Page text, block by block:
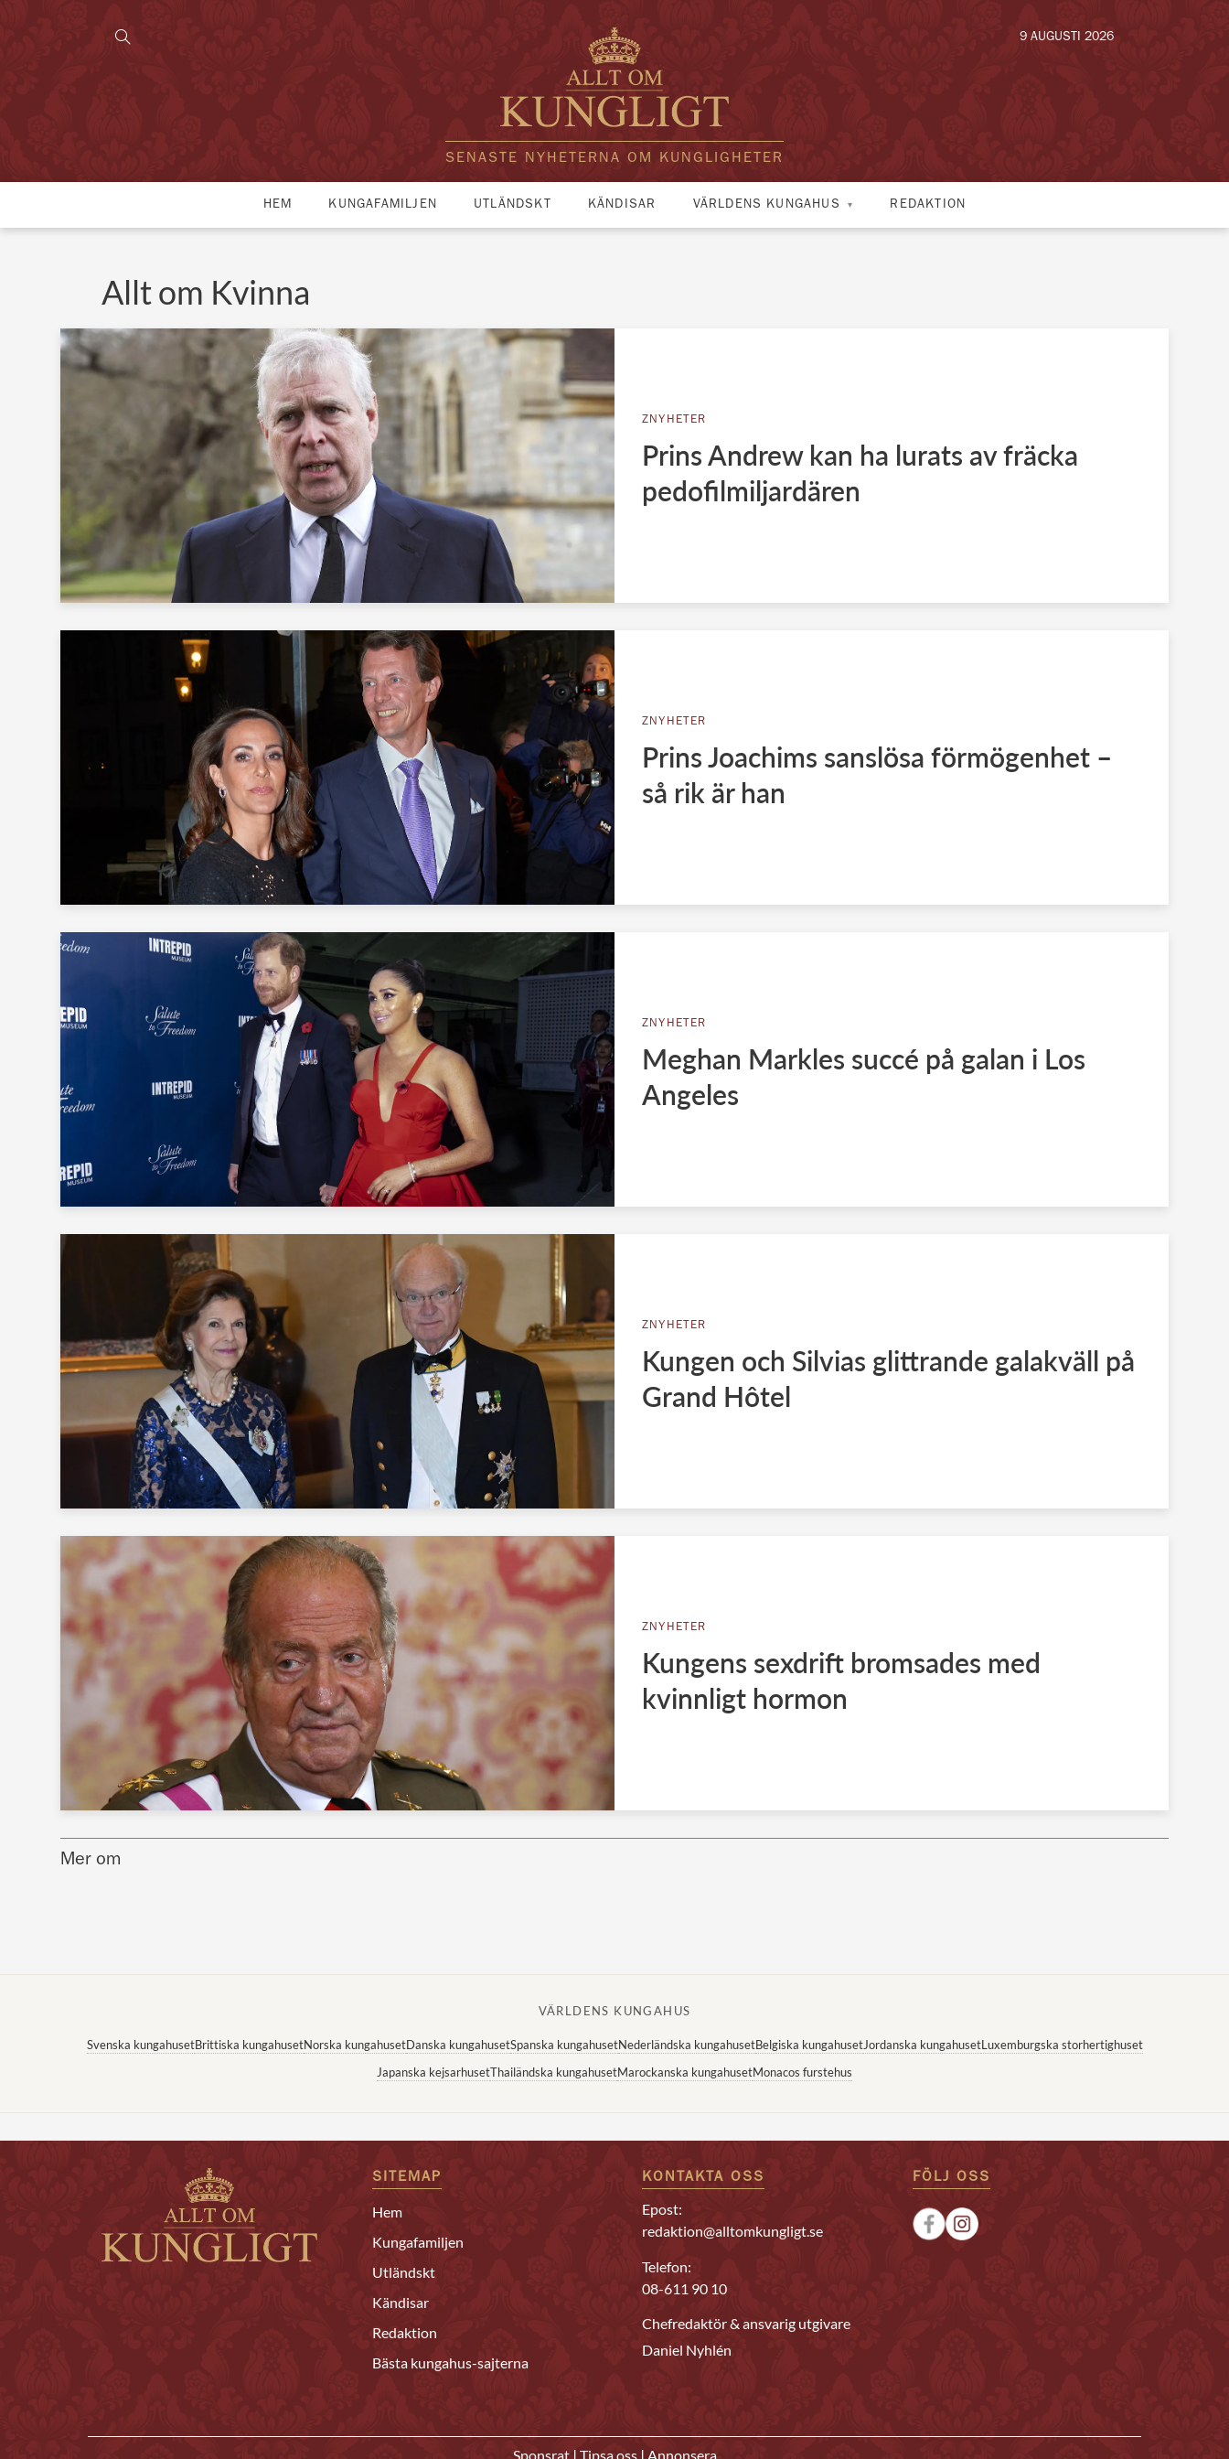
SENASTE NYHETERNA OM KUNGLIGHETER
9 AUGUSTI 2026
HEM KUNGAFAMILJEN UTLÄNDSKT KÄNDISAR VÄRLDENS KUNGAHUS REDAKTION
Allt om Kvinna
ZNYHETER
Prins Andrew kan ha lurats av fräcka
pedofilmiljardären
ZNYHETER
Prins Joachims sanslösa förmögenhet –
så rik är han
ZNYHETER
Meghan Markles succé på galan i Los
Angeles
ZNYHETER
Kungen och Silvias glittrande galakväll på
Grand Hôtel
ZNYHETER
Kungens sexdrift bromsades med
kvinnligt hormon
Mer om
VÄRLDENS KUNGAHUS
Svenska kungahusetBrittiska kungahusetNorska kungahusetDanska kungahusetSpanska kungahusetNederländska kungahusetBelgiska kungahusetJordanska kungahusetLuxemburgska storhertighuset
Japanska kejsarhusetThailändska kungahusetMarockanska kungahusetMonacos furstehus
SITEMAP
Hem
Kungafamiljen
Utländskt
Kändisar
Redaktion
Bästa kungahus-sajterna
KONTAKTA OSS
Epost:
redaktion@alltomkungligt.se
Telefon:
08-611 90 10
Chefredaktör & ansvarig utgivare
Daniel Nyhlén
FÖLJ OSS
Sponsrat Tipsa oss Annonsera